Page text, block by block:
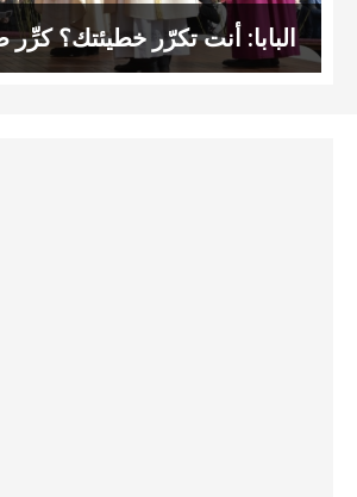
البابا: أنت تكرّر خطيئتك؟